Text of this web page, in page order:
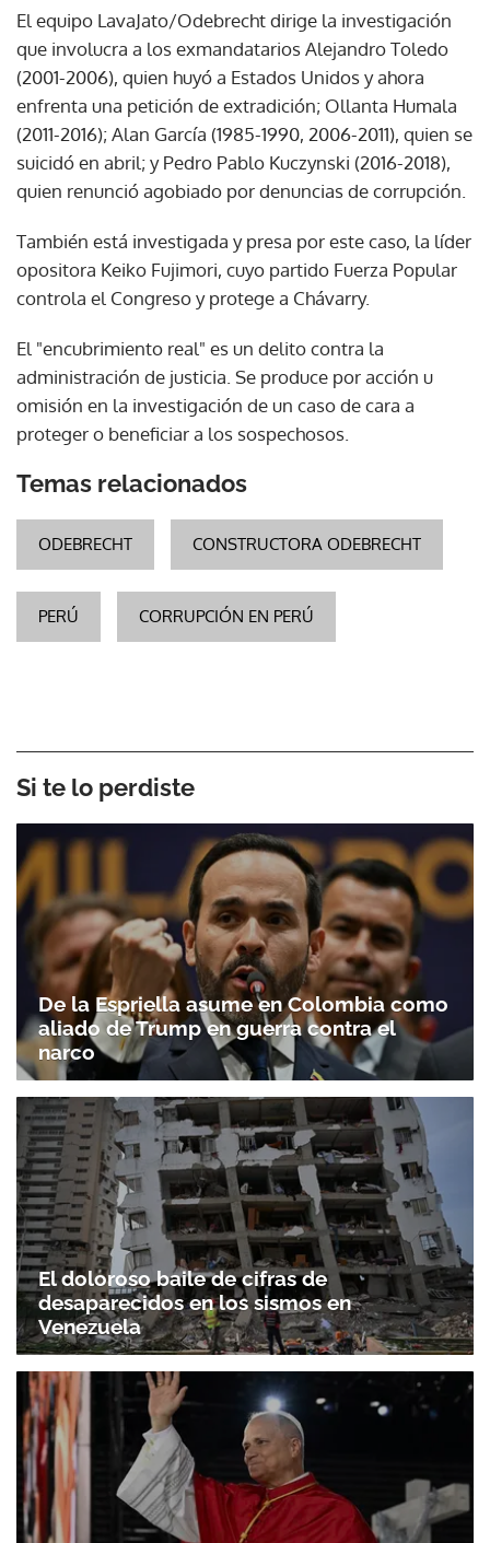
El equipo LavaJato/Odebrecht dirige la investigación
que involucra a los exmandatarios Alejandro Toledo
(2001-2006), quien huyó a Estados Unidos y ahora
enfrenta una petición de extradición; Ollanta Humala
(2011-2016); Alan García (1985-1990, 2006-2011), quien se
suicidó en abril; y Pedro Pablo Kuczynski (2016-2018),
quien renunció agobiado por denuncias de corrupción.
También está investigada y presa por este caso, la líder
opositora Keiko Fujimori, cuyo partido Fuerza Popular
controla el Congreso y protege a Chávarry.
El "encubrimiento real" es un delito contra la
administración de justicia. Se produce por acción u
omisión en la investigación de un caso de cara a
proteger o beneficiar a los sospechosos.
Temas relacionados
ODEBRECHT CONSTRUCTORA ODEBRECHT
PERÚ CORRUPCIÓN EN PERÚ
Si te lo perdiste
De la Espriella asume en Colombia como
aliado de Trump en guerra contra el
narco
El doloroso baile de cifras de
desaparecidos en los sismos en
Venezuela